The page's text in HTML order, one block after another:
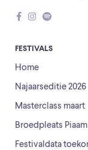
FESTIVALS
Home
Najaarseditie 2026
Masterclass maart
Broedpleats Piaam
Festivaldata